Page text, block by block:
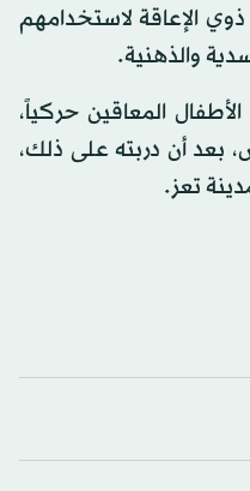
الإعاقة لاستخدامهم
والذهنية.
المعاقين حركياً،
بعد أن دربته على ذلك،
تعز.